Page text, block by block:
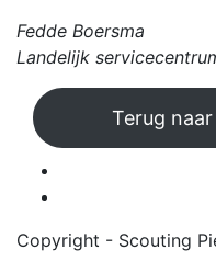
Fedde Boersma
Landelijk
Terug
Copyright - Scouting